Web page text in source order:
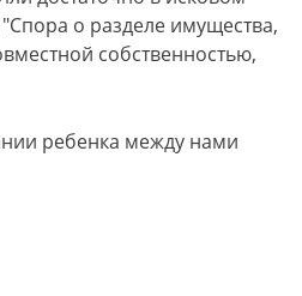
"Спора о разделе имущества,
собственностью,
ребенка между нами